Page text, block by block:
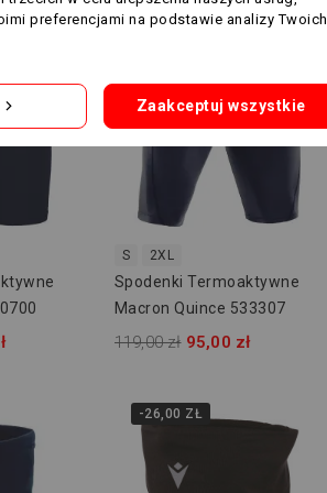
-24,00 ZŁ
S 2XL
Spodenki Termoaktywne
Macron Quince 533307
119,00 zł 95,00 zł
-26,00 ZŁ
preferencjami na podstawie analizy Twoich
Zaakceptuj wszystkie